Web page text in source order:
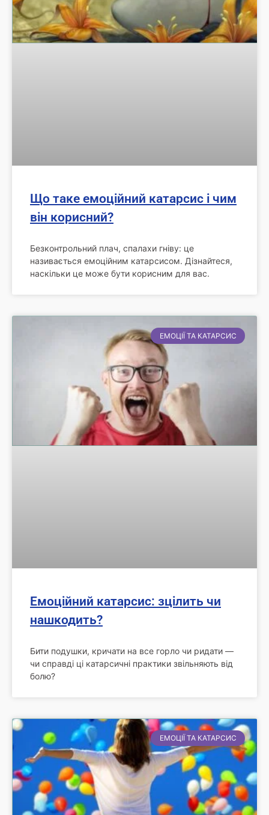
Що таке емоційний катарсис і чим
він корисний?
Безконтрольний плач, спалахи гніву: це
називається емоційним катарсисом. Дізнайтеся,
наскільки це може бути корисним для вас.
ЕМОЦІЇ ТА КАТАРСИС
Емоційний катарсис: зцілить чи
нашкодить?
Бити подушки, кричати на все горло чи ридати —
чи справді ці катарсичні практики звільняють від
болю?
ЕМОЦІЇ ТА КАТАРСИС